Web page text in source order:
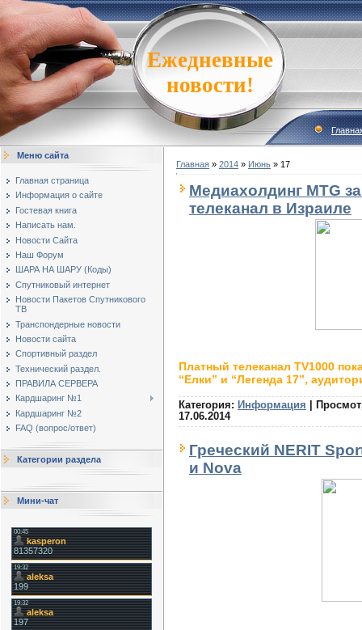
Ежедневные
новости!
Меню сайта
Главная страница
Информация о сайте
Гостевая книга
Написать нам.
Новости Сайта
Наш Форум
ШАРА НА ШАРУ (Коды)
Спутниковый интернет
Новости Пакетов Спутникового
ТВ
Транспондерные новости
Новости сайта
Спортивный раздел
Технический раздел.
ПРАВИЛА СЕРВЕРА
Кардшаринг №1
Кардшаринг №2
FAQ (вопрос/ответ)
Категории раздела
Мини-чат
Главная » 2014 » Июнь » 17
Медиахолдинг MTG
телеканал в Израиле
Платный телеканал TV1000
“Елки” и “Легенда 17”,
Категория: Информация
17.06.2014
Греческий NERIT
и Nova